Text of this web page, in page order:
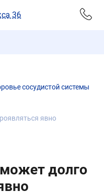
36
сосудистой системы
явно
долго